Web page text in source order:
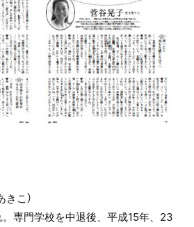
こ）
専門学校を中退後、平成15年、23